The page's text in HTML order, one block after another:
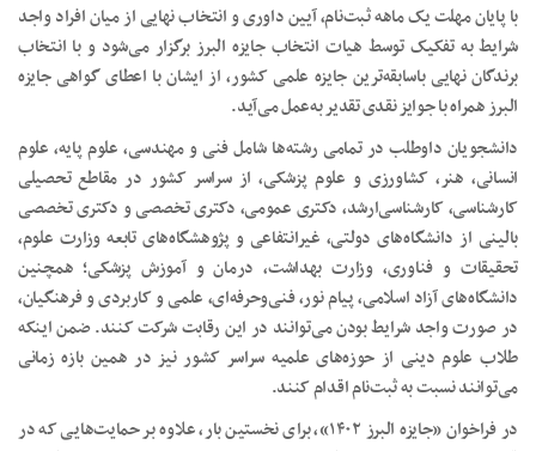
با پایان مهلت یک ماهه ثبت‌نام، آیین داوری و انتخاب نهایی از میان افراد واجد
شرایط به تفکیک توسط هیات انتخاب جایزه البرز برگزار می‌شود و با انتخاب
برندگان نهایی باسابقه‌ترین جایزه علمی کشور، از ایشان با اعطای گواهی جایزه
البرز همراه با جوایز نقدی تقدیر به‌عمل می‌آید.
دانشجویان داوطلب در تمامی رشته‌ها شامل فنی و مهندسی، علوم پایه، علوم
انسانی، هنر، کشاورزی و علوم پزشکی، از سراسر کشور در مقاطع تحصیلی
کارشناسی، کارشناسی‌ارشد، دکتری عمومی، دکتری تخصصی و دکتری تخصصی
بالینی از دانشگاه‌های دولتی، غیرانتفاعی و پژوهشگاه‌های تابعه وزارت علوم،
تحقیقات و فناوری، وزارت بهداشت، درمان و آموزش پزشکی؛ همچنین
دانشگاه‌های آزاد اسلامی، پیام نور، فنی‌وحرفه‌ای، علمی و کاربردی و فرهنگیان،
در صورت واجد شرایط بودن می‌توانند در این رقابت شرکت کنند. ضمن اینکه
طلاب علوم دینی از حوزه‌های علمیه سراسر کشور نیز در همین بازه زمانی
می‌توانند نسبت به ثبت‌نام اقدام کنند.
در فراخوان «جایزه البرز ۱۴۰۲»، برای نخستین بار، علاوه بر حمایت‌هایی که در